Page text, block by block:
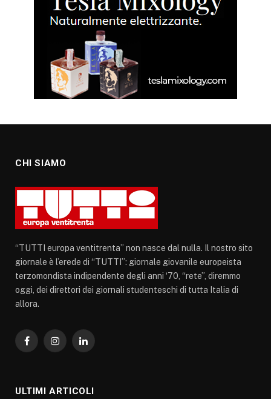
CHI SIAMO
“TUTTI europa ventitrenta” non nasce dal nulla. Il nostro sito
giornale è l’erede di “TUTTI”: giornale giovanile europeista
terzomondista indipendente degli anni ‘70, “rete”, diremmo
oggi, dei direttori dei giornali studenteschi di tutta Italia di
allora.
FacebookInstagramLinkedIn
ULTIMI ARTICOLI